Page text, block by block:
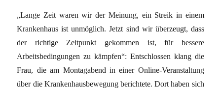
„Lange Zeit waren wir der Meinung, ein Streik in einem
Krankenhaus ist unmöglich. Jetzt sind wir überzeugt, dass
der richtige Zeitpunkt gekommen ist, für bessere
Arbeitsbedingungen zu kämpfen“: Entschlossen klang die
Frau, die am Montagabend in einer Online-Veranstaltung
über die Krankenhausbewegung berichtete. Dort haben sich